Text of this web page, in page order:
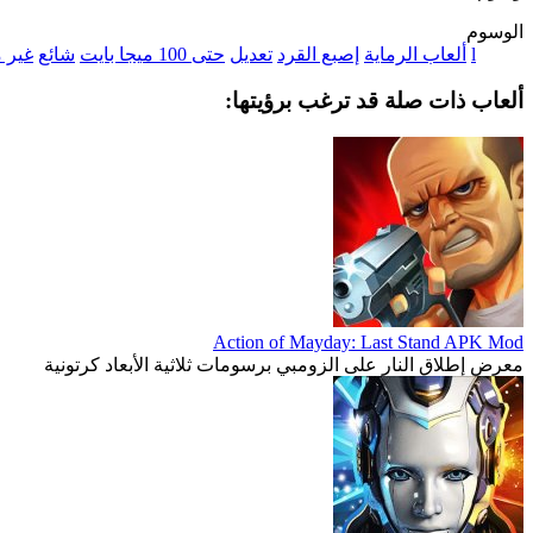
الوسوم
l ألعاب الرماية إصبع القرد تعديل حتى 100 ميجا بايت شائع
ألعاب ذات صلة قد ترغب برؤيتها:
Action of Mayday: Last Stand APK Mod
معرض إطلاق النار على الزومبي برسومات ثلاثية الأبعاد كرتونية